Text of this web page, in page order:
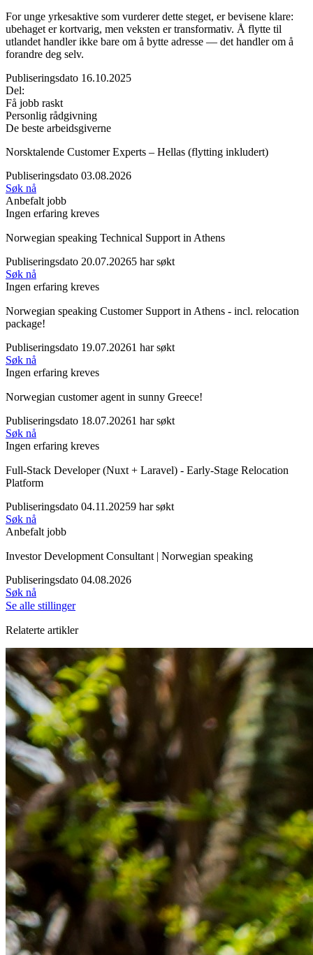
For unge yrkesaktive som vurderer dette steget, er bevisene klare:
ubehaget er kortvarig, men veksten er transformativ. Å flytte til
utlandet handler ikke bare om å bytte adresse — det handler om å
forandre deg selv.
Publiseringsdato 16.10.2025
Del:
Få jobb raskt
Personlig rådgivning
De beste arbeidsgiverne
Norsktalende Customer Experts – Hellas (flytting inkludert)
Publiseringsdato 03.08.2026
Søk nå
Anbefalt jobb
Ingen erfaring kreves
Norwegian speaking Technical Support in Athens
Publiseringsdato 20.07.20265 har søkt
Søk nå
Ingen erfaring kreves
Norwegian speaking Customer Support in Athens - incl. relocation
package!
Publiseringsdato 19.07.20261 har søkt
Søk nå
Ingen erfaring kreves
Norwegian customer agent in sunny Greece!
Publiseringsdato 18.07.20261 har søkt
Søk nå
Ingen erfaring kreves
Full-Stack Developer (Nuxt + Laravel) - Early-Stage Relocation
Platform
Publiseringsdato 04.11.20259 har søkt
Søk nå
Anbefalt jobb
Investor Development Consultant | Norwegian speaking
Publiseringsdato 04.08.2026
Søk nå
Se alle stillinger
Relaterte artikler